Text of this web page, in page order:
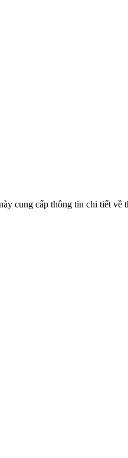
cung cấp thông tin chi tiết về